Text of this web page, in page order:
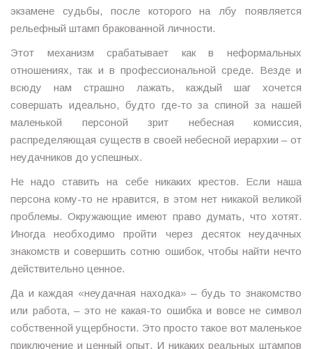
экзамене судьбы, после которого на лбу появляется
рельефный штамп бракованной личности.
Этот механизм срабатывает как в неформальных
отношениях, так и в профессиональной среде. Везде и
всюду нам страшно лажать, каждый шаг хочется
совершать идеально, будто где-то за спиной за нашей
маленькой персоной зрит небесная комиссия,
распределяющая существ в своей небесной иерархии – от
неудачников до успешных.
Не надо ставить на себе никаких крестов. Если наша
персона кому-то не нравится, в этом нет никакой великой
проблемы. Окружающие имеют право думать, что хотят.
Иногда необходимо пройти через десяток неудачных
знакомств и совершить сотню ошибок, чтобы найти нечто
действительно ценное.
Да и каждая «неудачная находка» – будь то знакомство
или работа, – это не какая-то ошибка и вовсе не символ
собственной ущербности. Это просто такое вот маленькое
приключение и ценный опыт. И никаких реальных штампов